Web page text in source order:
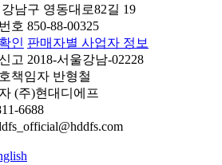
남구 영동대로82길 19
호 850-88-00325
인 판매자별 사업자 정보
고 2018-서울강남-02228
책임자 반형철
(주)현대디에프
6688